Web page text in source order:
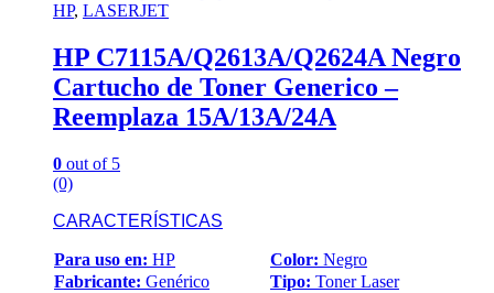
HP, LASERJET
HP C7115A/Q2613A/Q2624A Negro
Cartucho de Toner Generico –
Reemplaza 15A/13A/24A
0 out of 5
(0)
CARACTERÍSTICAS
Para uso en: HP Color: Negro
Fabricante: Genérico Tipo: Toner Laser